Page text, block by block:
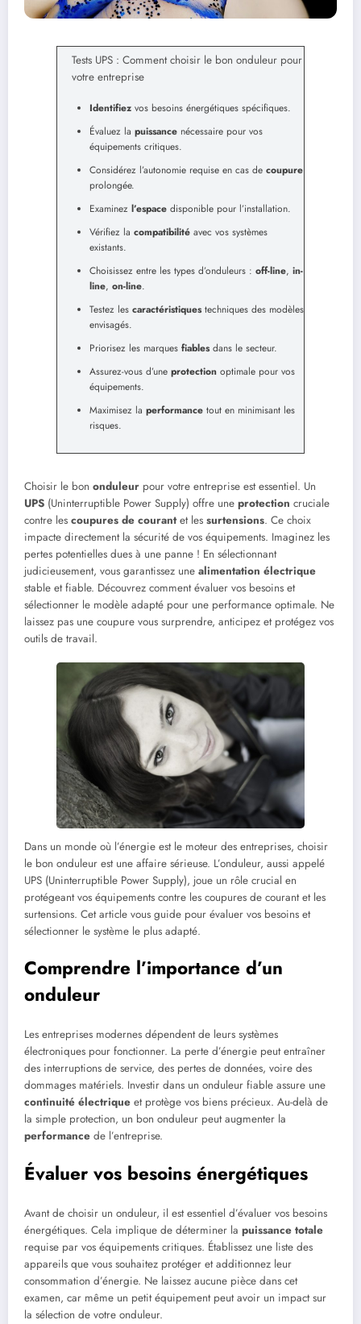
Tests UPS : Comment choisir le bon onduleur pour
votre entreprise
Identifiez vos besoins énergétiques spécifiques.
Évaluez la puissance nécessaire pour vos
équipements critiques.
Considérez l’autonomie requise en cas de coupure
prolongée.
Examinez l’espace disponible pour l’installation.
Vérifiez la compatibilité avec vos systèmes
existants.
Choisissez entre les types d’onduleurs : off-line, in-
line, on-line.
Testez les caractéristiquestechniques des modèles
envisagés.
Priorisez les marques fiablesdans le secteur.
Assurez-vous d’une protection optimale pour vos
équipements.
Maximisez la performance tout en minimisant les
risques.
Choisir le bon onduleur pour votre entreprise est essentiel. Un
UPS (Uninterruptible Power Supply) offre une protection cruciale
contre les coupures de courantet les surtensions. Ce choix
impacte directement la sécurité de vos équipements. Imaginez les
pertes potentielles dues à une panne ! En sélectionnant
judicieusement, vous garantissez une alimentation électrique
stable et fiable. Découvrez comment évaluer vos besoins et
sélectionner le modèle adapté pour une performance optimale. Ne
laissez pas une coupure vous surprendre, anticipez et protégez vos
outils de travail.
Dans un monde où l’énergie est le moteur des entreprises, choisir
le bon onduleur est une affaire sérieuse. L’onduleur, aussi appelé
UPS (Uninterruptible Power Supply), joue un rôle crucial en
protégeant vos équipements contre les coupures de courant et les
surtensions. Cet article vous guide pour évaluer vos besoins et
sélectionner le système le plus adapté.
Comprendre l’importance d’un
onduleur
Les entreprises modernes dépendent de leurs systèmes
électroniques pour fonctionner. La perte d’énergie peut entraîner
des interruptions de service, des pertes de données, voire des
dommages matériels. Investir dans un onduleur fiable assure une
continuité électrique et protège vos biens précieux. Au-delà de
la simple protection, un bon onduleur peut augmenter la
performance de l’entreprise.
Évaluer vos besoins énergétiques
Avant de choisir un onduleur, il est essentiel d’évaluer vos besoins
énergétiques. Cela implique de déterminer la puissance totale
requise par vos équipements critiques. Établissez une liste des
appareils que vous souhaitez protéger et additionnez leur
consommation d’énergie. Ne laissez aucune pièce dans cet
examen, car même un petit équipement peut avoir un impact sur
la sélection de votre onduleur.